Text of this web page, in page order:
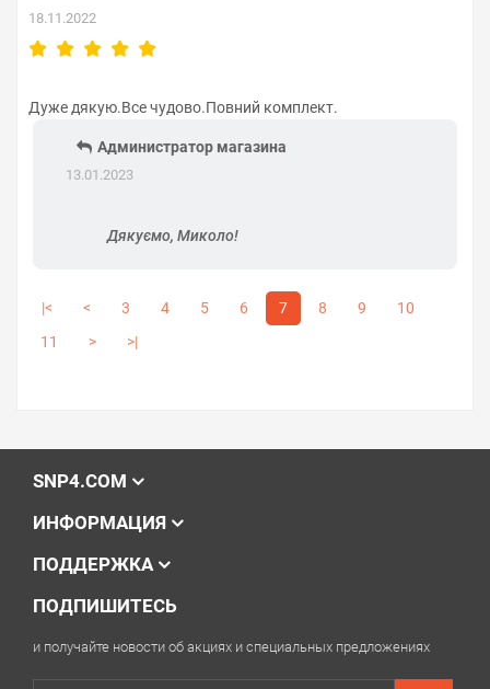
18.11.2022
Дуже дякую.Все чудово.Повний комплект.
Администратор магазина
13.01.2023
Дякуємо, Миколо!
|< < 3 4 5 6 7 8 9
10
11
> >|
SNP4.COM
ИНФОРМАЦИЯ
ПОДДЕРЖКА
ПОДПИШИТЕСЬ
и получайте новости об акциях и специальных предложениях